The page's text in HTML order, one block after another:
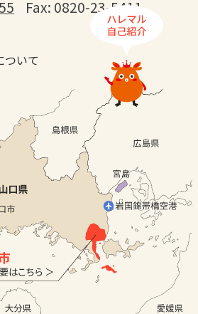
Fax: 0820-23-5411
ついて